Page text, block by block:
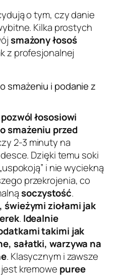
o tym, czy danie
Kilka prostych
smażony łosoś
z profesjonalnej
smażeniu i podanie z
pozwól łososiowi
smażeniu przed
2-3 minuty na
Dzięki temu soki
i nie wyciekną
przekrojenia, co
soczystość.
ziołami jak
. Idealnie
takimi jak
sałatki, warzywa na
. Klasycznym i zawsze
kremowe puree